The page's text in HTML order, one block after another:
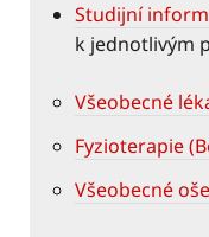
Studijní
k jednotlivým
Všeobecné
Fyzioterapie
Všeobecné